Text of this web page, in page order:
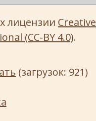
лицензии Creative
(CC-BY 4.0).
(загрузок: 921)